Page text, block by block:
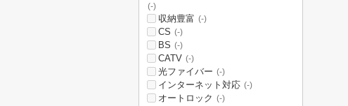
(-)
収納豊富 (-)
CS (-)
BS (-)
CATV (-)
光ファイバー (-)
インターネット対応 (-)
オートロック (-)